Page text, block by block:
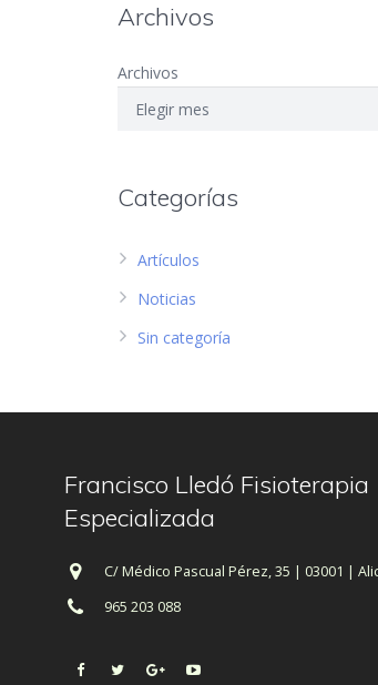
Archivos
Archivos
Categorías
Artículos
Noticias
Sin categoría
Francisco Lledó Fisioterapia
Especializada
C/ Médico Pascual Pérez, 35 | 03001 |
965 203 088